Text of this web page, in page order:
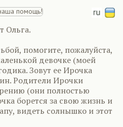
Ольга.
помогите, пожалуйста,
девочке (моей
Зовут ее Ирочка
Родители Ирочки
(они полностью
борется за свою жизнь и
видеть солнышко и этот